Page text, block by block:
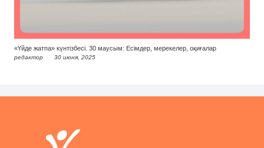
«Үйде жатпа» күнтізбесі. 30 маусым: Есімдер, мерекелер, оқиғалар
редактор 30 июня, 2025